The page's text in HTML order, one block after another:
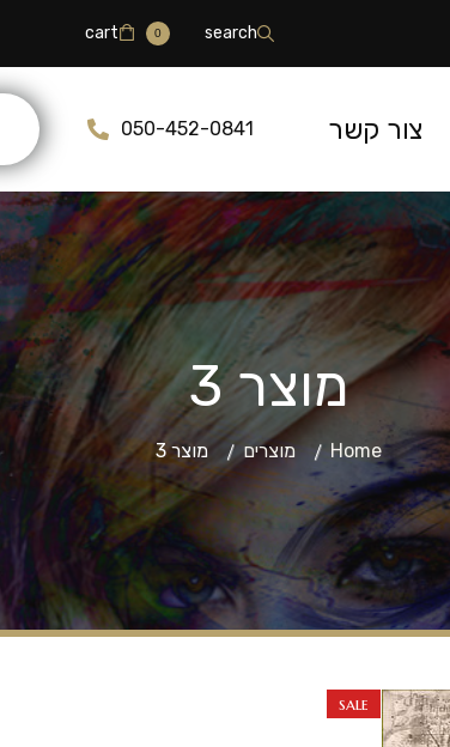
search
0
cart
צור קשר 050-452-0841
מוצר 3
Home מוצרים מוצר 3
sale